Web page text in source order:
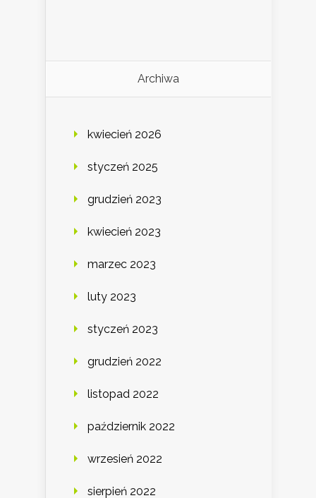
Archiwa
kwiecień 2026
styczeń 2025
grudzień 2023
kwiecień 2023
marzec 2023
luty 2023
styczeń 2023
grudzień 2022
listopad 2022
październik 2022
wrzesień 2022
sierpień 2022